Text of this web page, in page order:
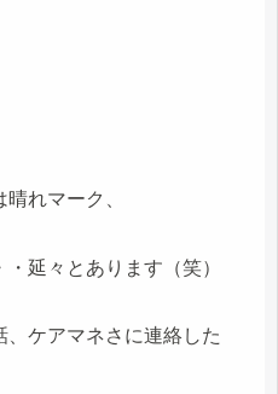
れマーク、
延々とあります（笑）
ケアマネさに連絡した